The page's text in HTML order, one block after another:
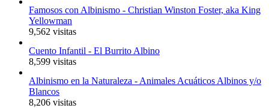
Famosos con Albinismo - Christian Winston Foster, aka King
Yellowman
9,562 visitas
Cuento Infantil - El Burrito Albino
8,599 visitas
Albinismo en la Naturaleza - Animales Acuáticos Albinos y/o
Blancos
8,206 visitas